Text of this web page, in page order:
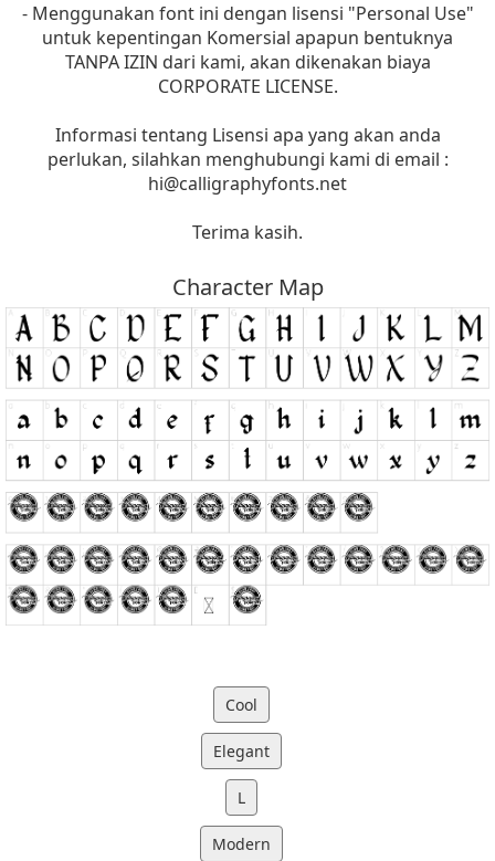
- Menggunakan font ini dengan lisensi "Personal Use"
untuk kepentingan Komersial apapun bentuknya
TANPA IZIN dari kami, akan dikenakan biaya
CORPORATE LICENSE.
Informasi tentang Lisensi apa yang akan anda
perlukan, silahkan menghubungi kami di email :
hi@calligraphyfonts.net
Terima kasih.
Character Map
Cool
Elegant
L
Modern